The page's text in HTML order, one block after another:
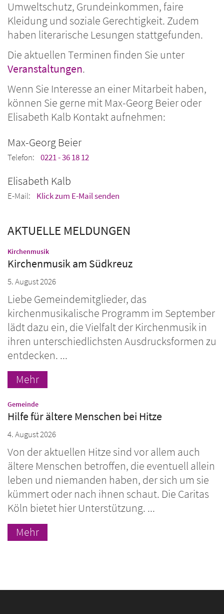
Umweltschutz, Grundeinkommen, faire
Kleidung und soziale Gerechtigkeit. Zudem
haben literarische Lesungen stattgefunden.
Die aktuellen Terminen finden Sie unter
Veranstaltungen.
Wenn Sie Interesse an einer Mitarbeit haben,
können Sie gerne mit Max-Georg Beier oder
Elisabeth Kalb Kontakt aufnehmen:
Max-Georg Beier
Telefon: 0221 - 36 18 12
Elisabeth Kalb
E-Mail: Klick zum E-Mail senden
AKTUELLE MELDUNGEN
Kirchenmusik:
Kirchenmusik am Südkreuz
5. August 2026
Liebe Gemeindemitglieder, das
kirchenmusikalische Programm im September
lädt dazu ein, die Vielfalt der Kirchenmusik in
ihren unterschiedlichsten Ausdrucksformen zu
entdecken. ...
Mehr
Gemeinde:
Hilfe für ältere Menschen bei Hitze
4. August 2026
Von der aktuellen Hitze sind vor allem auch
ältere Menschen betroffen, die eventuell allein
leben und niemanden haben, der sich um sie
kümmert oder nach ihnen schaut. Die Caritas
Köln bietet hier Unterstützung. ...
Mehr